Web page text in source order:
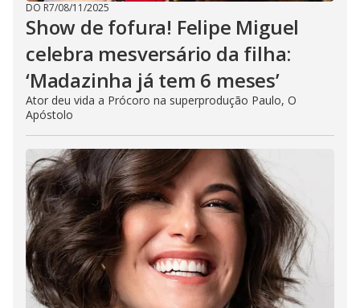
DO R7/08/11/2025
Show de fofura! Felipe Miguel
celebra mesversário da filha:
‘Madazinha já tem 6 meses’
Ator deu vida a Prócoro na superprodução Paulo, O
Apóstolo